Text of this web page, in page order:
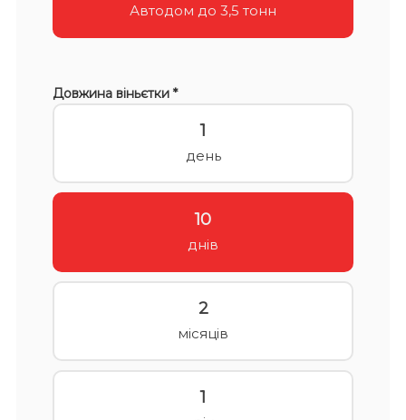
Автодом до 3,5 тонн
Довжина віньєтки *
1
день
10
днів
2
місяців
1